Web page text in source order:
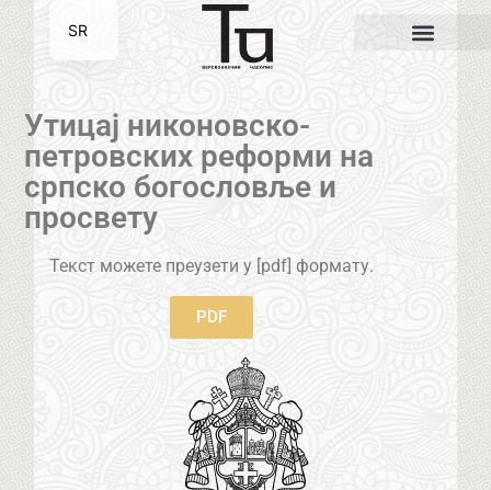
Утицај никоновско-
петровских реформи на
српско богословље и
просвету
Текст можете преузети у [pdf] формату.
PDF
SR
EN